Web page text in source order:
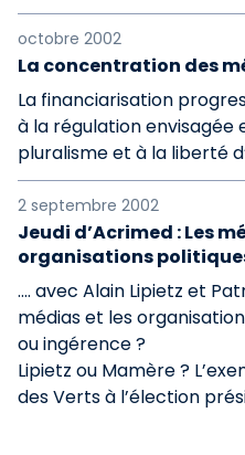
octobre 2002
La concentration des
La financiarisation
à la régulation envisagée
pluralisme et à la liberté
2 septembre 2002
Jeudi d’Acrimed : Les
organisations
.... avec Alain Lipietz et
médias et les
ou ingérence ?
Lipietz ou Mamère ?
des Verts à l’élection